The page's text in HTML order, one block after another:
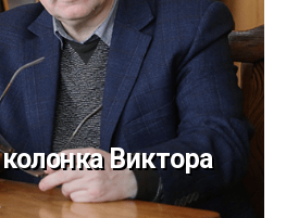
Виктора